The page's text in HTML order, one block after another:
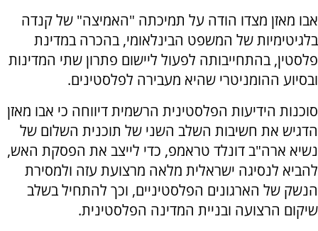
אבו מאזן מצדו הודה על תמיכתה "האמיצה" של קנדה
בלגיטימיות של המשפט הבינלאומי, בהכרה במדינת
פלסטין, בהתחייבותה לפעול ליישום פתרון שתי המדינות
ובסיוע ההומניטרי שהיא מעבירה לפלסטינים.
סוכנות הידיעות הפלסטינית הרשמית דיווחה כי אבו מאזן
הדגיש את חשיבות השלב השני של תוכנית השלום של
נשיא ארה"ב דונלד טראמפ, כדי לייצב את הפסקת האש,
להביא לנסיגה ישראלית מלאה מרצועת עזה ולמסירת
הנשק של הארגונים הפלסטיניים, וכך להתחיל בשלב
שיקום הרצועה ובניית המדינה הפלסטינית.